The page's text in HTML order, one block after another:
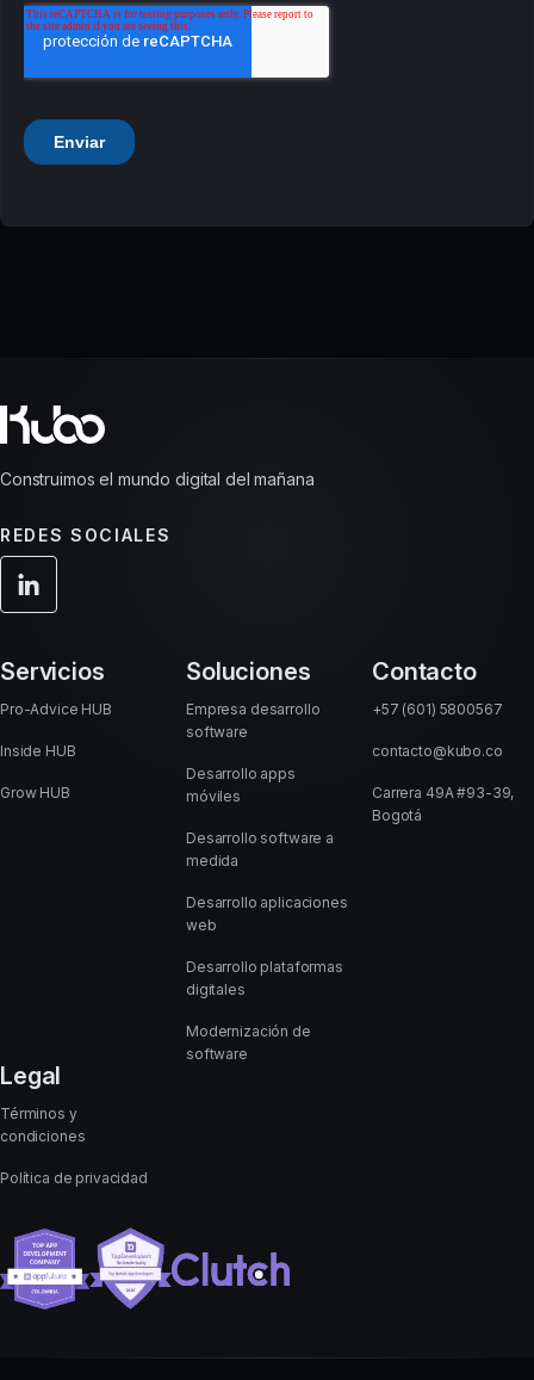
Construimos el mundo digital del mañana
REDES SOCIALES
Servicios
Pro-Advice HUB
Inside HUB
Grow HUB
Soluciones
Empresa desarrollo
software
Desarrollo apps
móviles
Desarrollo software a
medida
Desarrollo aplicaciones
web
Desarrollo plataformas
digitales
Modernización de
software
Contacto
+57 (601) 5800567
contacto@kubo.co
Carrera 49A #93-39,
Bogotá
Legal
Términos y
condiciones
Política de privacidad